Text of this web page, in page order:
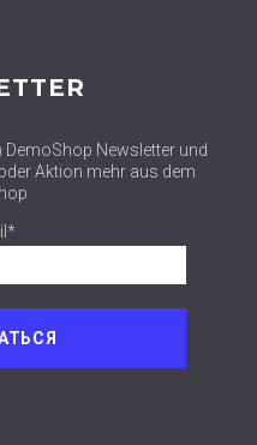
Newsletter und
Aktion mehr aus dem